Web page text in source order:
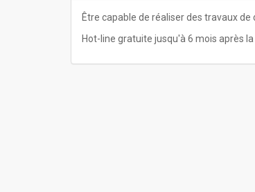
Être capable de réaliser des travaux de
Hot-line gratuite jusqu'à 6 mois après